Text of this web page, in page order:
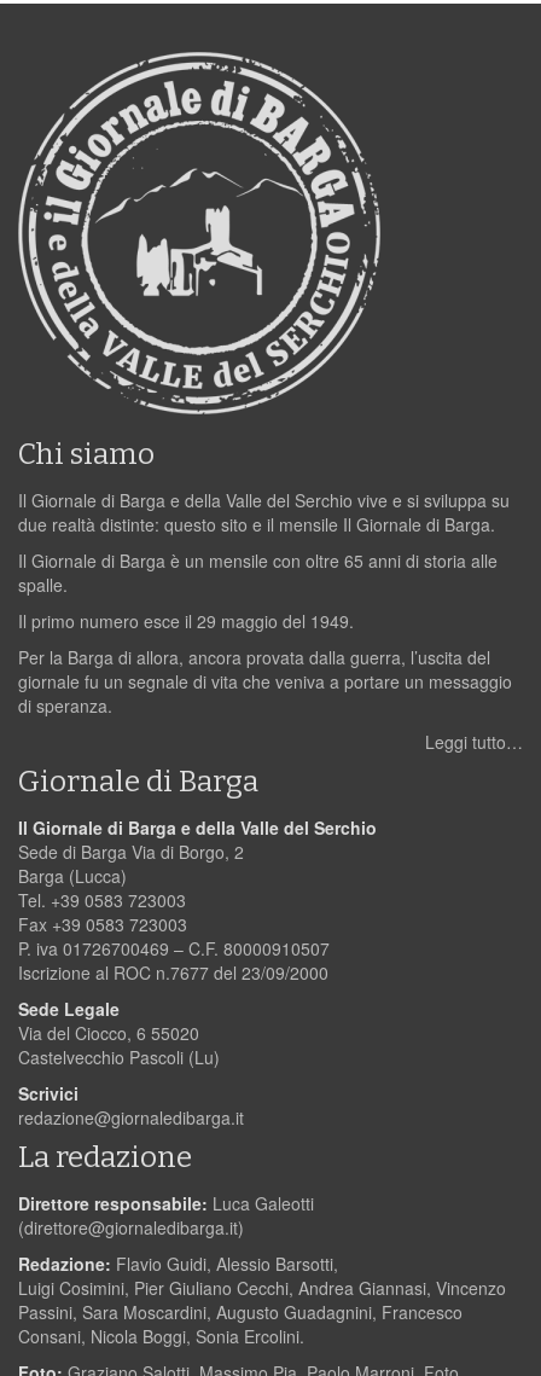
Chi siamo
Il Giornale di Barga e della Valle del Serchio vive e si sviluppa su
due realtà distinte: questo sito e il mensile Il Giornale di Barga.
Il Giornale di Barga è un mensile con oltre 65 anni di storia alle
spalle.
Il primo numero esce il 29 maggio del 1949.
Per la Barga di allora, ancora provata dalla guerra, l’uscita del
giornale fu un segnale di vita che veniva a portare un messaggio
di speranza.
Leggi tutto…
Giornale di Barga
Il Giornale di Barga e della Valle del Serchio
Sede di Barga Via di Borgo, 2
Barga (Lucca)
Tel. +39 0583 723003
Fax +39 0583 723003
P. iva 01726700469 – C.F. 80000910507
Iscrizione al ROC n.7677 del 23/09/2000
Sede Legale
Via del Ciocco, 6 55020
Castelvecchio Pascoli (Lu)
Scrivici
redazione@giornaledibarga.it
La redazione
Direttore responsabile: Luca Galeotti
(direttore@giornaledibarga.it)
Redazione: Flavio Guidi, Alessio Barsotti,
Luigi Cosimini, Pier Giuliano Cecchi, Andrea Giannasi, Vincenzo
Passini, Sara Moscardini, Augusto Guadagnini, Francesco
Consani, Nicola Boggi, Sonia Ercolini.